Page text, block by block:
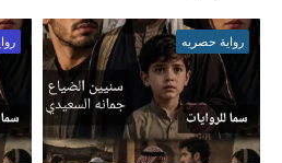
رواية حصريه